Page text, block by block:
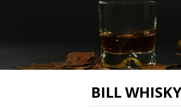
BILL WHISKY